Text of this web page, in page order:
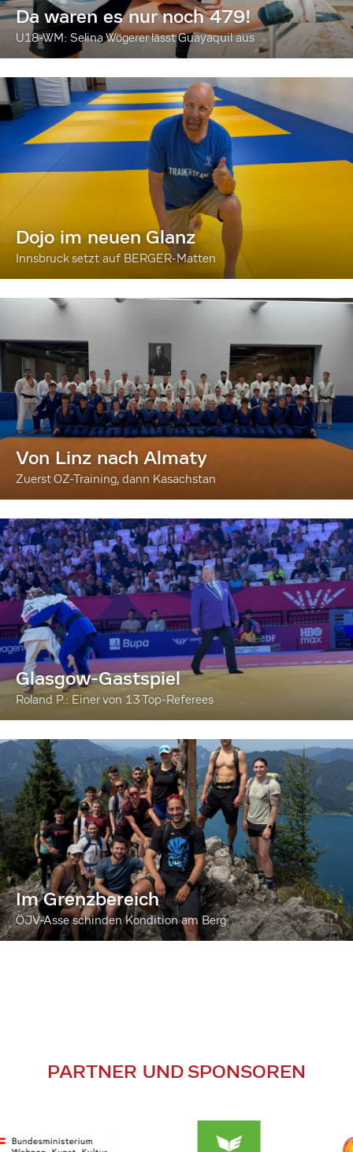
Da waren es nur noch 479!
U18-WM: Selina Wögerer lässt Guayaquil aus
Dojo im neuen Glanz
Innsbruck setzt auf BERGER-Matten
Von Linz nach Almaty
Zuerst OZ-Training, dann Kasachstan
Glasgow-Gastspiel
Roland P.: Einer von 13 Top-Referees
Im Grenzbereich
ÖJV-Asse schinden Kondition am Berg
PARTNER UND SPONSOREN